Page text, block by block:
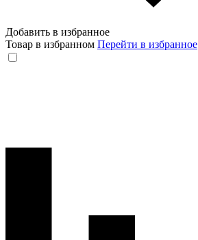
Добавить в избранное
Товар в избранном Перейти в избранное